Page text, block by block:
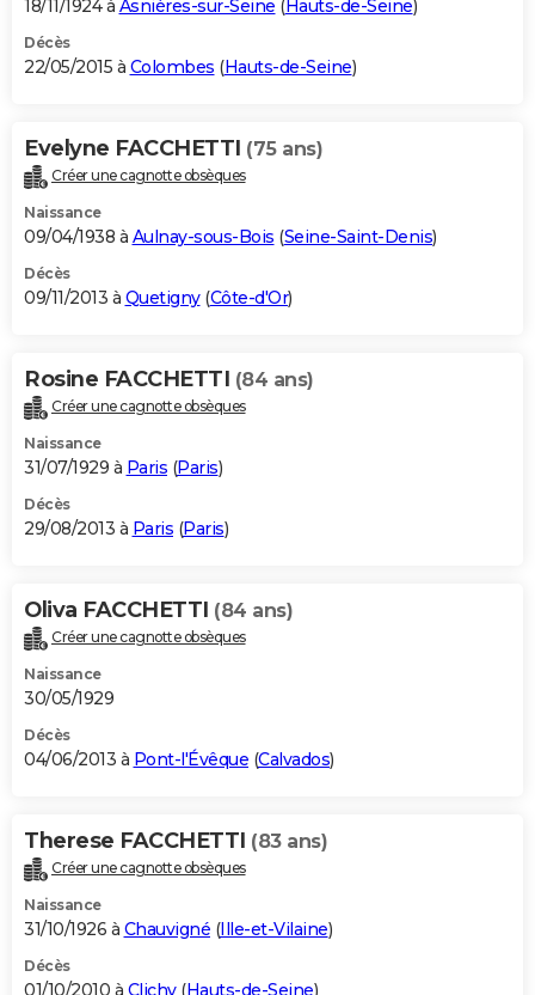
18/11/1924 à Asnières-sur-Seine ( Hauts-de-Seine)
Décès
22/05/2015 à Colombes (Hauts-de-Seine)
Evelyne FACCHETTI (75 ans)
Créer une cagnotte obsèques
Naissance
09/04/1938 à Aulnay-sous-Bois (Seine-Saint-Denis)
Décès
09/11/2013 à Quetigny(Côte-d'Or)
Rosine FACCHETTI (84 ans)
Créer une cagnotte obsèques
Naissance
31/07/1929 à Paris (Paris)
Décès
29/08/2013 à Paris (Paris)
Oliva FACCHETTI (84 ans)
Créer une cagnotte obsèques
Naissance
30/05/1929
Décès
04/06/2013 à Pont-l'Évêque (Calvados)
Therese FACCHETTI (83 ans)
Créer une cagnotte obsèques
Naissance
31/10/1926 à Chauvigné (Ille-et-Vilaine)
Décès
01/10/2010 à Clichy(Hauts-de-Seine)